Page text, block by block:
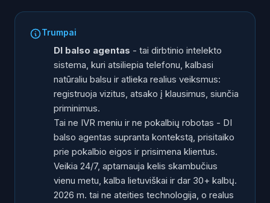
Kaip veikia DI balso agentas
skambučių centras
Pagrindinės DI balso agento galimybės
Kokiems verslams tinka DI balso agentas
Kaip pasirinkti DI balso agentą
Dažniausiai užduodami klausimai
Trumpai
DI balso agentas - tai dirbtinio intelekto
sistema, kuri atsiliepia telefonu, kalbasi
natūraliu balsu ir atlieka realius veiksmus:
registruoja vizitus, atsako į klausimus, siunčia
priminimus.
Tai ne IVR meniu ir ne pokalbių robotas - DI
balso agentas supranta kontekstą, prisitaiko
prie pokalbio eigos ir prisimena klientus.
Veikia 24/7, aptarnauja kelis skambučius
vienu metu, kalba lietuviškai ir dar 30+ kalbų.
2026 m. tai ne ateities technologija, o realus